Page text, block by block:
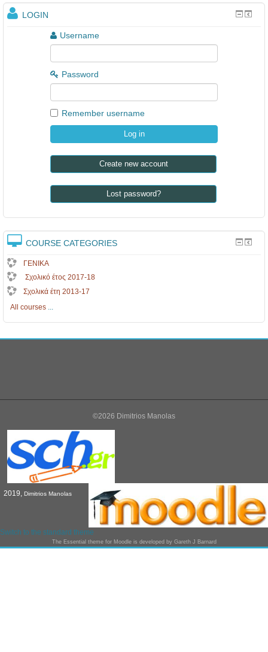
LOGIN
Username
Password
Remember username
Create new account
Lost password?
COURSE CATEGORIES
ΓΕΝΙΚΑ
Σχολικό έτος 2017-18
Σχολικά έτη 2013-17
All courses ...
©2026 Dimitrios Manolas
2019, Dimitrios Manolas
Switch to the standard theme
The Essential theme for Moodle is developed by Gareth J Barnard